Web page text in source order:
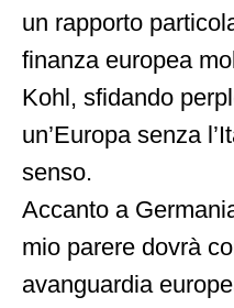
un rapporto
finanza europea
Kohl, sfidando
un’Europa senza
senso.
Accanto a
mio parere dovrà
avanguardia